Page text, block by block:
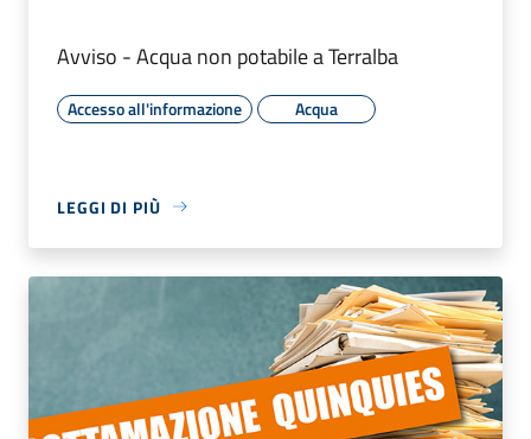
Avviso - Acqua non potabile a Terralba
Accesso all'informazione Acqua
LEGGI DI PIÙ